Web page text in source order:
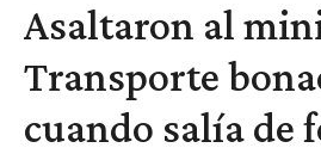
Asaltaron al
Transporte
cuando salía de